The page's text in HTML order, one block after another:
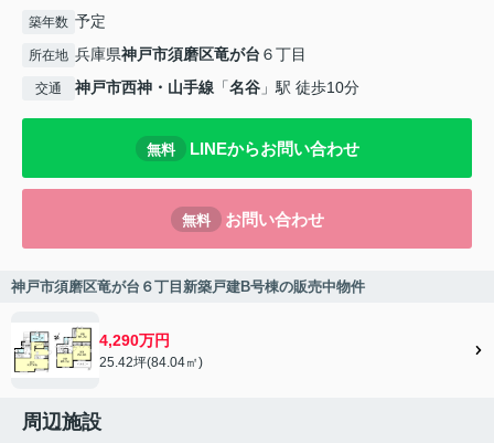
築年数 予定
所在地 兵庫県神戸市須磨区竜が台 ６丁目
交通 神戸市西神・山手線 「名谷 」駅 徒歩10分
無料 LINEからお問い合わせ
無料 お問い合わせ
神戸市須磨区竜が台６丁目新築戸建B号棟の販売中物件
4,290万円
25.42坪(84.04㎡)
周辺施設